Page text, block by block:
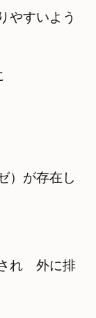
やすいよう
）が存在し
れ 外に排